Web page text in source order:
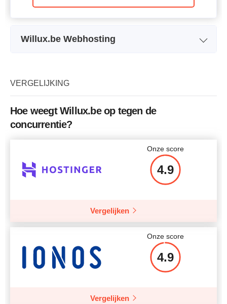
Willux.be Webhosting
Opslagruimte
Gratis SSL
Aantal websites 2
$11.15
Meer details
VERGELIJKING
Hoe weegt Willux.be op tegen de
concurrentie?
Onze score
4.9
Vergelijken
Onze score
4.9
Vergelijken